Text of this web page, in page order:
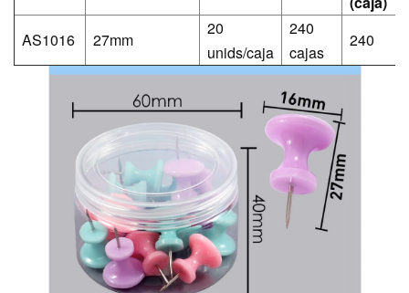
AS1016
27mm
20
unids/caja
240
cajas
240